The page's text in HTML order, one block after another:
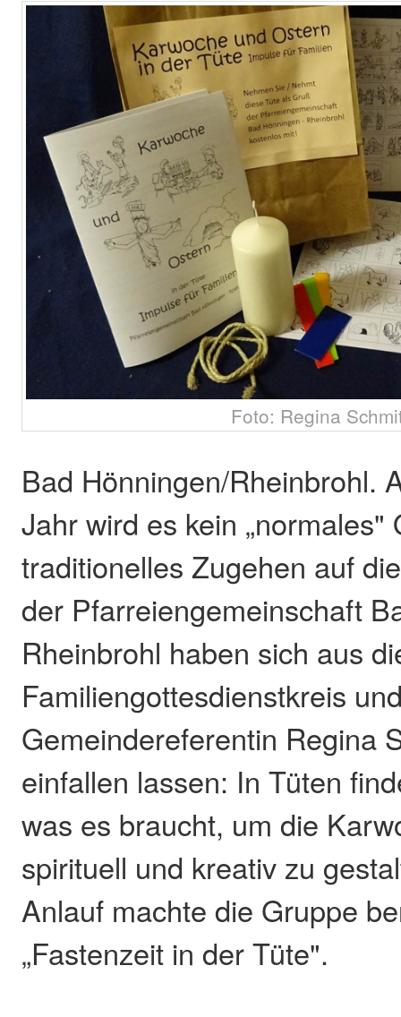
Foto: Regina
Bad Hönningen/Rheinbrohl.
Jahr wird es kein
traditionelles Zugehen auf
der Pfarreiengemeinschaft
Rheinbrohl haben sich aus
Familiengottesdienstkreis
Gemeindereferentin Regina
einfallen lassen: In Tüten
was es braucht, um die
spirituell und kreativ zu
Anlauf machte die Gruppe
„Fastenzeit in der Tüte".